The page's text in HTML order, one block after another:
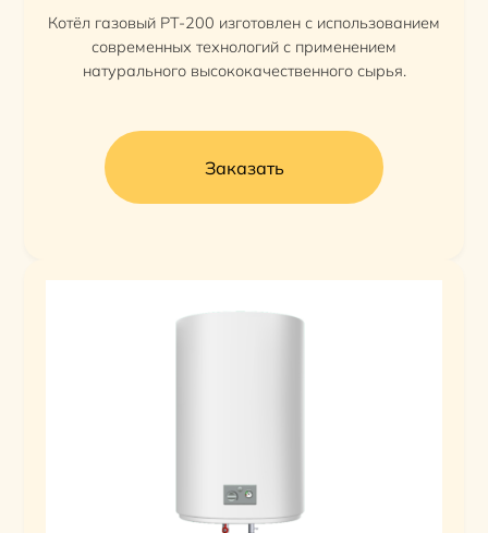
Котёл газовый PT-200 изготовлен с использованием
современных технологий с применением
натурального высококачественного сырья.
Заказать